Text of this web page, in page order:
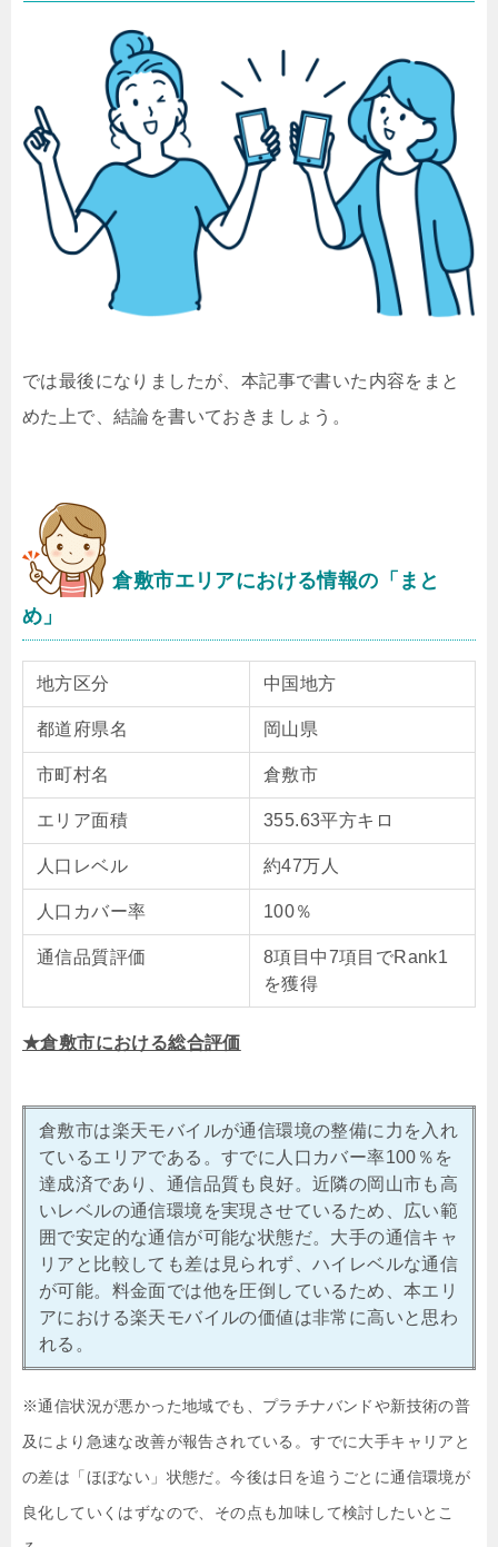
では最後になりましたが、本記事で書いた内容をまと
めた上で、結論を書いておきましょう。
倉敷市エリアにおける情報の「まと
め」
地方区分 中国地方
都道府県名 岡山県
市町村名 倉敷市
エリア面積 355.63平方キロ
人口レベル 約47万人
人口カバー率 100％
通信品質評価
8項目中7項目でRank1
を獲得
★倉敷市における総合評価
倉敷市は楽天モバイルが通信環境の整備に力を入れ
ているエリアである。すでに人口カバー率100％を
達成済であり、通信品質も良好。近隣の岡山市も高
いレベルの通信環境を実現させているため、広い範
囲で安定的な通信が可能な状態だ。大手の通信キャ
リアと比較しても差は見られず、ハイレベルな通信
が可能。料金面では他を圧倒しているため、本エリ
アにおける楽天モバイルの価値は非常に高いと思わ
れる。
※通信状況が悪かった地域でも、プラチナバンドや新技術の普
及により急速な改善が報告されている。すでに大手キャリアと
の差は「ほぼない」状態だ。今後は日を追うごとに通信環境が
良化していくはずなので、その点も加味して検討したいとこ